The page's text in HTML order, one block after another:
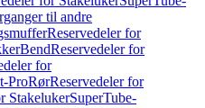
til andre
Reservedeler for
BendReservedeler for
for
ProRørReservedeler for
StakelukerSuperTube-